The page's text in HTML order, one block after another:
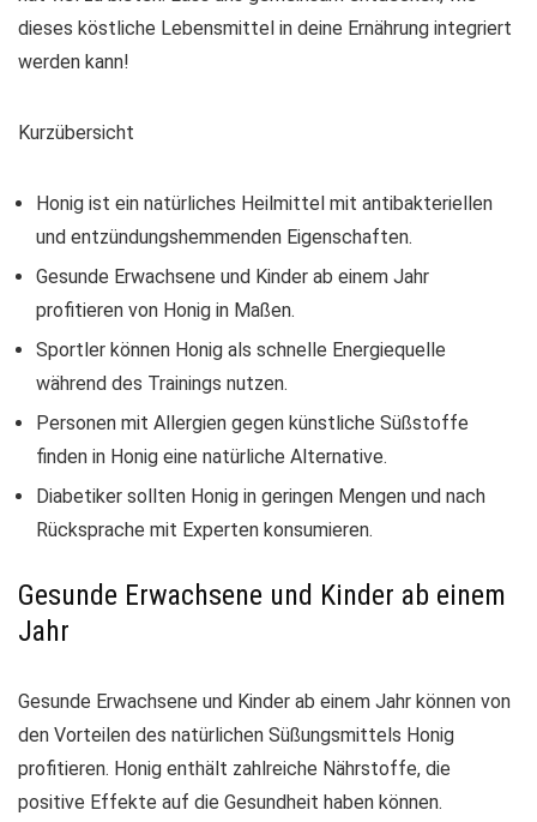
dieses köstliche Lebensmittel in deine Ernährung integriert
werden kann!
Kurzübersicht
Honig ist ein natürliches Heilmittel mit antibakteriellen
und entzündungshemmenden Eigenschaften.
Gesunde Erwachsene und Kinder ab einem Jahr
profitieren von Honig in Maßen.
Sportler können Honig als schnelle Energiequelle
während des Trainings nutzen.
Personen mit Allergien gegen künstliche Süßstoffe
finden in Honig eine natürliche Alternative.
Diabetiker sollten Honig in geringen Mengen und nach
Rücksprache mit Experten konsumieren.
Gesunde Erwachsene und Kinder ab einem
Jahr
Gesunde Erwachsene und Kinder ab einem Jahr können von
den Vorteilen des natürlichen Süßungsmittels Honig
profitieren. Honig enthält zahlreiche Nährstoffe, die
positive Effekte auf die Gesundheit haben können.